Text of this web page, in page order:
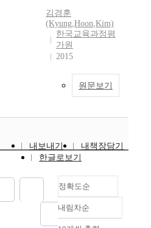
김경훈
(Kyung,Hoon,Kim)
한국교육과정평
가원
2015
원문보기
내보내기
내책장담기
한글로보기
정확도순
정확도
순
내림차순